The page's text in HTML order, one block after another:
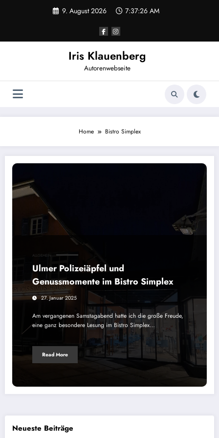
9. August 2026 7:37:27 AM
Iris Klauenberg
Autorenwebseite
Home Bistro Simplex
Ulmer Polizeiäpfel und Genussmomente im Bistro Simplex
ALLGEMEIN
Ulmer Polizeiäpfel und
Genussmomente im Bistro Simplex
27. Januar 2025
Am vergangenen Samstagabend hatte ich die große Freude,
eine ganz besondere Lesung im Bistro Simplex…
Read More
Neueste Beiträge